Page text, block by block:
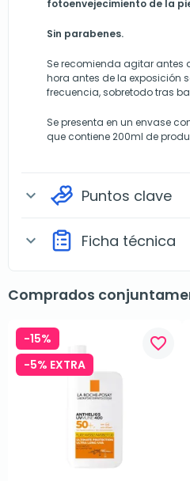
fotoenvejecimiento de la
Sin parabenes.
Se recomienda agitar antes
hora antes de la exposición
frecuencia, sobretodo tras
Se presenta en un envase
que contiene 200ml de
expand_more Puntos clave
expand_more Ficha técnica
Comprados
-15%
-5% EXTRA
favorite_border